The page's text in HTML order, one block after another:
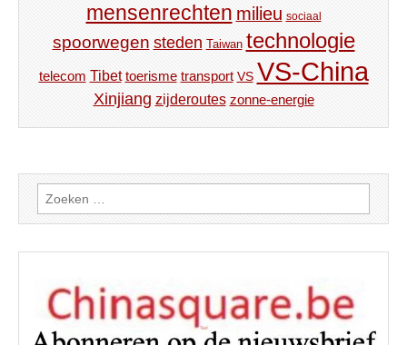
mensenrechten milieu sociaal
spoorwegen steden Taiwan technologie
telecom Tibet toerisme transport VS VS-China
Xinjiang zijderoutes zonne-energie
Zoeken
naar: